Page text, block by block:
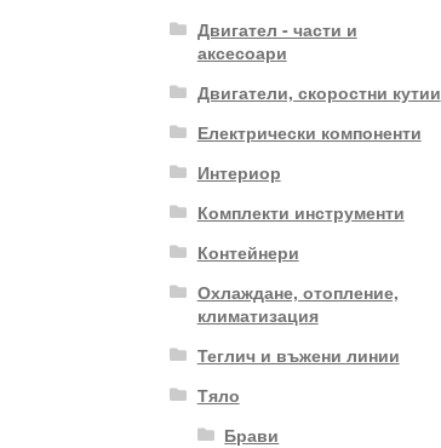
Двигател - части и
аксесоари
Двигатели, скоростни кутии
Електрически компоненти
Интериор
Комплекти инструменти
Контейнери
Охлаждане, отопление,
климатизация
Теглич и въжени линии
Тяло
Брави